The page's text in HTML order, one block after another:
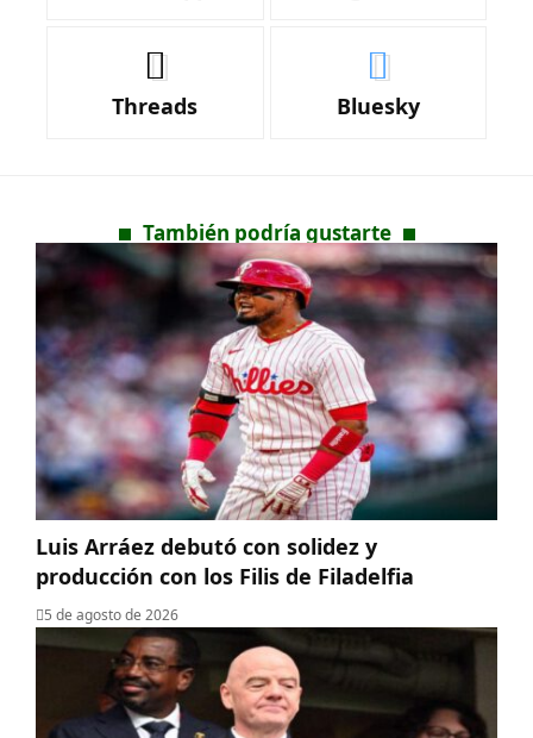
Threads Bluesky
También podría gustarte
Luis Arráez debutó con solidez y
producción con los Filis de Filadelfia
5 de agosto de 2026